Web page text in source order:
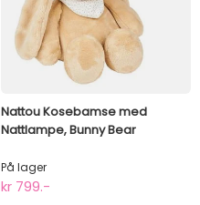
Nattou Kosebamse med
Nattlampe, Bunny Bear
På lager
kr 799.-